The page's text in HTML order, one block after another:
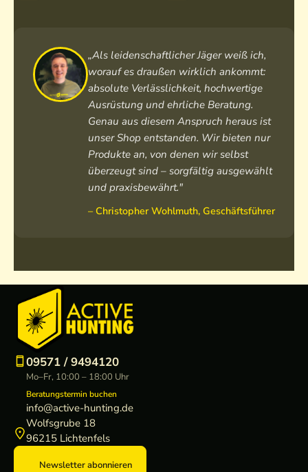
„Als leidenschaftlicher Jäger weiß ich,
worauf es draußen wirklich ankommt:
absolute Verlässlichkeit, hochwertige
Ausrüstung und ehrliche Beratung.
Genau aus diesem Anspruch heraus ist
unser Shop entstanden. Wir bieten nur
Produkte an, von denen wir selbst
überzeugt sind – sorgfältig ausgewählt
und praxisbewährt."
– Christopher Wohlmuth, Geschäftsführer
09571 / 9494120
Mo–Fr, 10:00 – 18:00 Uhr
Beratungstermin buchen
info@active-hunting.de
Wolfsgrube 18
96215 Lichtenfels
Newsletter abonnieren